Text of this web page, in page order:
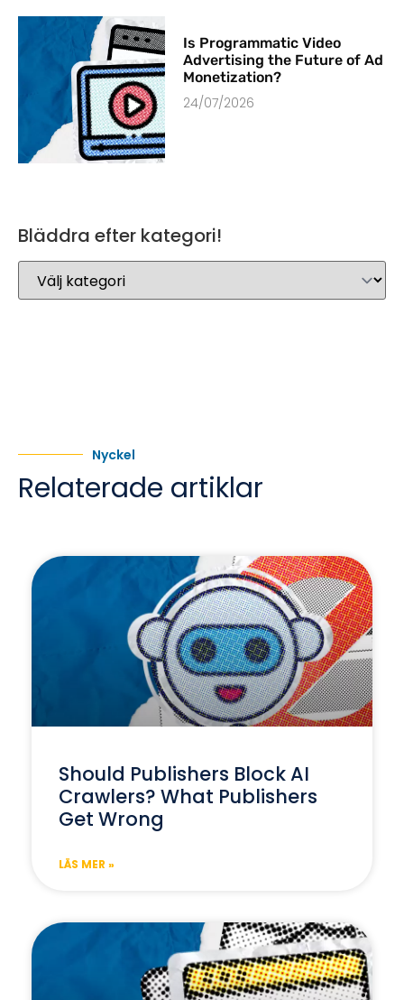
Is Programmatic Video
Advertising the Future of Ad
Monetization?
24/07/2026
Bläddra efter kategori!
Nyckel
Relaterade artiklar
Should Publishers Block AI
Crawlers? What Publishers
Get Wrong
LÄS MER »